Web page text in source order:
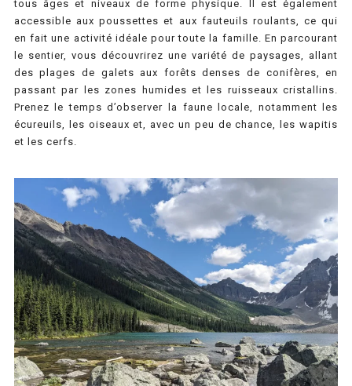
tous âges et niveaux de forme physique. Il est également
accessible aux poussettes et aux fauteuils roulants, ce qui
en fait une activité idéale pour toute la famille. En parcourant
le sentier, vous découvrirez une variété de paysages, allant
des plages de galets aux forêts denses de conifères, en
passant par les zones humides et les ruisseaux cristallins.
Prenez le temps d’observer la faune locale, notamment les
écureuils, les oiseaux et, avec un peu de chance, les wapitis
et les cerfs.